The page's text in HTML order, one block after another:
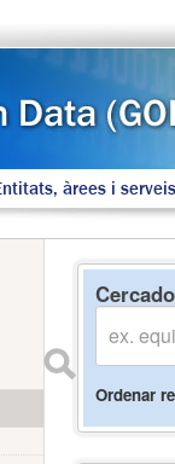
àrees i serveis
Ordenar